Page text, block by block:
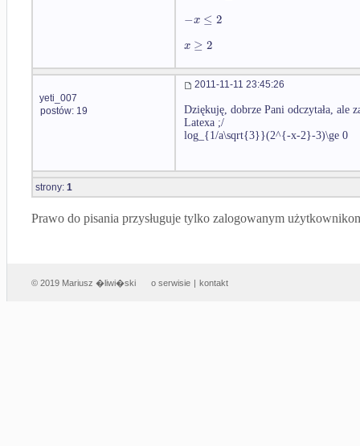
−x ≤ 2
x ≥ 2
yeti_007
postów: 19
2011-11-11 23:45:26
Dziękuję, dobrze Pani odczytała, ale
Latexa ;/
log_{1/a\sqrt{3}}(2^{-x-2}-3)\ge 0
strony: 1
Prawo do pisania przysługuje tylko zalogowanym
© 2019 Mariusz �liwi�ski o serwisie | kontakt